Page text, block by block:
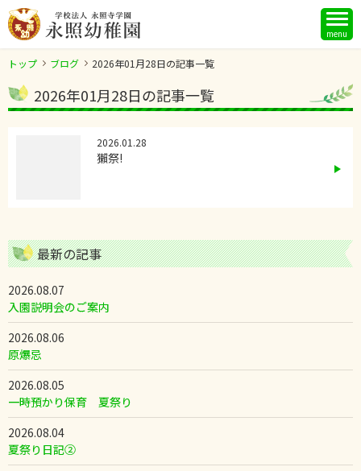
menu
トップ ブログ 2026年01月28日の記事一覧
2026年01月28日の記事一覧
2026.01.28
獺祭!
最新の記事
2026.08.07
入園説明会のご案内
2026.08.06
原爆忌
2026.08.05
一時預かり保育 夏祭り
2026.08.04
夏祭り日記②